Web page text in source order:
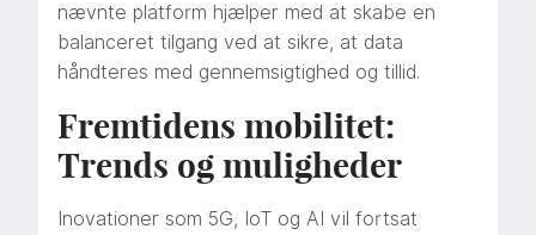
nævnte platform hjælper med at skabe en
balanceret tilgang ved at sikre, at data
håndteres med gennemsigtighed og tillid.
Fremtidens mobilitet:
Trends og muligheder
Inovationer som 5G, IoT og AI vil fortsat